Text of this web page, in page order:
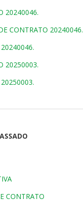
20240046.
CONTRATO 20240046.
20250003.
CONTRATO